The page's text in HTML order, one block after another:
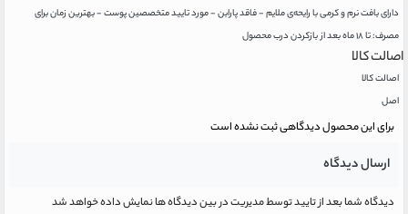
دارای بافت نرم و کرمی با رایحه‌ی ملایم - فاقد پارابن - مورد تایید متخصصین پوست - بهترین زمان برای
مصرف: تا ۱۸ ماه بعد از بازکردن درب محصول
اصالت کالا
اصالت کالا
اصل
برای این محصول دیدگاهی ثبت نشده است
ارسال دیدگاه
دیدگاه شما بعد از تایید توسط مدیریت در بین دیدگاه ها نمایش داده خواهد شد